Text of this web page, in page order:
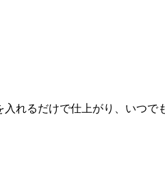
れるだけで仕上がり、いつで